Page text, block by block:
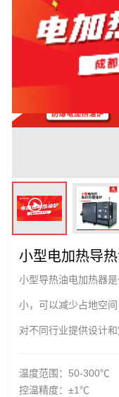
小型电加热导
小型导热油电加热器
小，可以减少占地空
对不同行业提供设计和
温度范围：50-300℃
控温精度：±1℃